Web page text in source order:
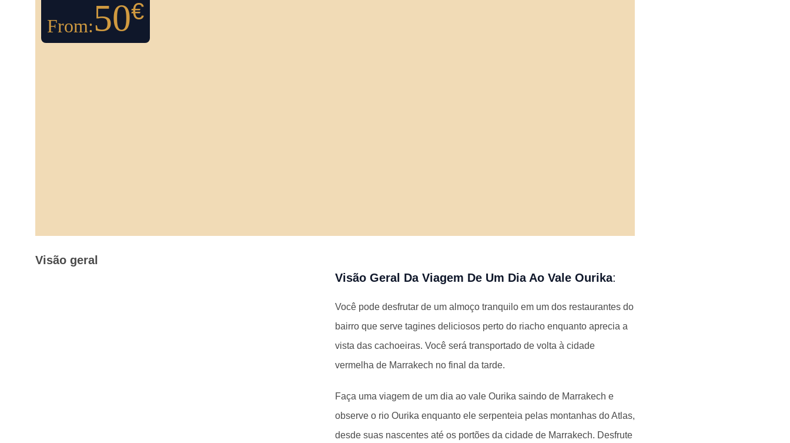
From:50€
Visão geral
Visão Geral Da Viagem De Um Dia Ao Vale Ourika:
Você pode desfrutar de um almoço tranquilo em um dos restaurantes do
bairro que serve tagines deliciosos perto do riacho enquanto aprecia a
vista das cachoeiras. Você será transportado de volta à cidade
vermelha de Marrakech no final da tarde.
Faça uma viagem de um dia ao vale Ourika saindo de Marrakech e
observe o rio Ourika enquanto ele serpenteia pelas montanhas do Atlas,
desde suas nascentes até os portões da cidade de Marrakech. Desfrute